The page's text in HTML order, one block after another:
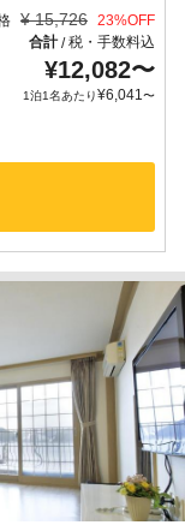
¥ 15,726 23%OFF
合計/税・手数料込
¥12,082〜
1泊1名あたり¥6,041〜